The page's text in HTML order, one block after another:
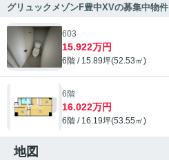
グリュックメゾンF豊中XVの募集中物件
603
15.922万円
6階 / 15.89坪(52.53㎡)
6階
16.022万円
6階 / 16.19坪(53.55㎡)
地図